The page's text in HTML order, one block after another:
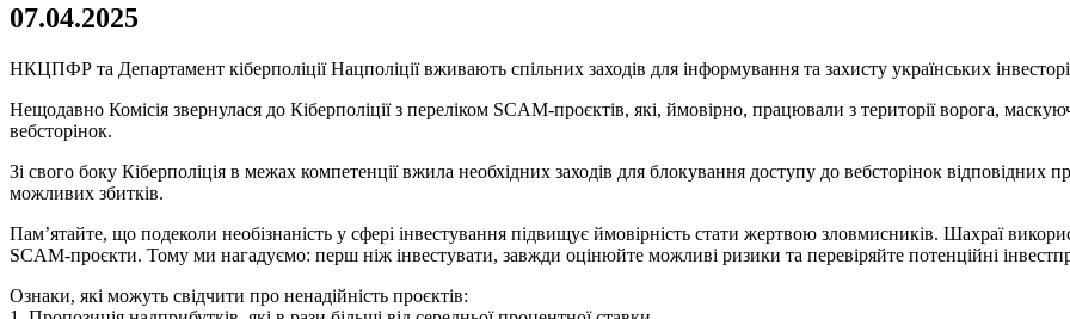
07.04.2025
НКЦПФР та Департамент кіберполіції Нацполіції вживають спільних заходів для інформування та захисту українських
Нещодавно Комісія звернулася до Кіберполіції з переліком SCAM-проєктів, які, ймовірно, працювали з території ворога,
вебсторінок.
Зі свого боку Кіберполіція в межах компетенції вжила необхідних заходів для блокування доступу до вебсторінок відповідних
можливих збитків.
Пам’ятайте, що подеколи необізнаність у сфері інвестування підвищує ймовірність стати жертвою зловмисників. Шахраї
SCAM-проєкти. Тому ми нагадуємо: перш ніж інвестувати, завжди оцінюйте можливі ризики та перевіряйте потенційні
Ознаки, які можуть свідчити про ненадійність проєктів: